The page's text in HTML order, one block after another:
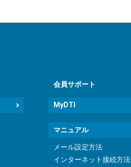
会員サポート
MyDTI
マニュアル
メール設定方法
インターネット接続方法